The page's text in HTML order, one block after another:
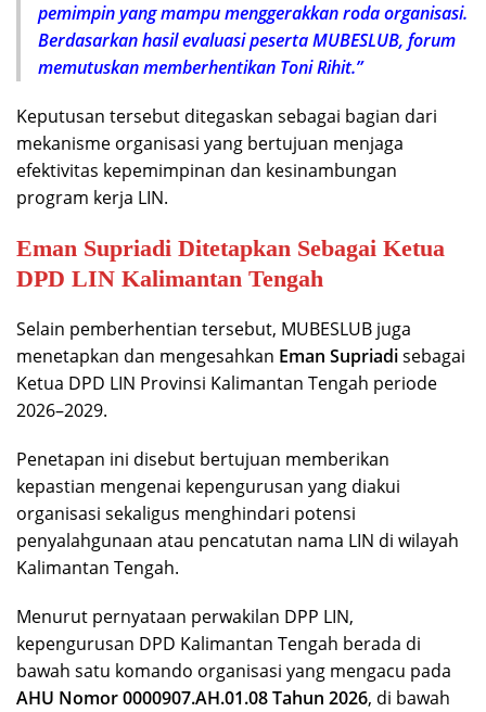
pemimpin yang mampu menggerakkan roda organisasi.
Berdasarkan hasil evaluasi peserta MUBESLUB, forum
memutuskan memberhentikan Toni Rihit.”
Keputusan tersebut ditegaskan sebagai bagian dari
mekanisme organisasi yang bertujuan menjaga
efektivitas kepemimpinan dan kesinambungan
program kerja LIN.
Eman Supriadi Ditetapkan Sebagai Ketua
DPD LIN Kalimantan Tengah
Selain pemberhentian tersebut, MUBESLUB juga
menetapkan dan mengesahkan Eman Supriadisebagai
Ketua DPD LIN Provinsi Kalimantan Tengah periode
2026–2029.
Penetapan ini disebut bertujuan memberikan
kepastian mengenai kepengurusan yang diakui
organisasi sekaligus menghindari potensi
penyalahgunaan atau pencatutan nama LIN di wilayah
Kalimantan Tengah.
Menurut pernyataan perwakilan DPP LIN,
kepengurusan DPD Kalimantan Tengah berada di
bawah satu komando organisasi yang mengacu pada
AHU Nomor 0000907.AH.01.08 Tahun 2026, di bawah